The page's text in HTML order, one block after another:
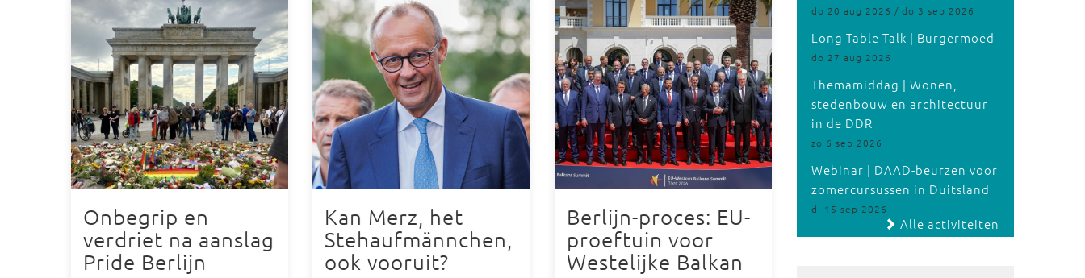
Onbegrip en
verdriet na aanslag
Pride Berlijn
Kan Merz, het
Stehaufmännchen,
ook vooruit?
Berlijn-proces: EU-
proeftuin voor
Westelijke Balkan
do 20 aug 2026 / do 3 sep 2026
Long Table Talk | Burgermoed
do 27 aug 2026
Themamiddag | Wonen,
stedenbouw en architectuur
in de DDR
zo 6 sep 2026
Webinar | DAAD-beurzen voor
zomercursussen in Duitsland
di 15 sep 2026
Alle activiteiten